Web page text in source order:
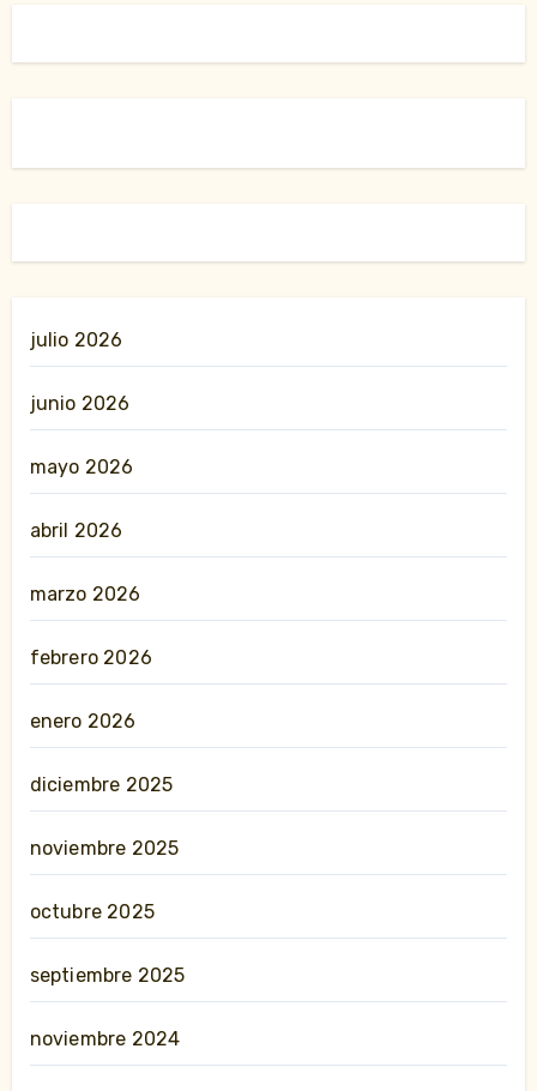
julio 2026
junio 2026
mayo 2026
abril 2026
marzo 2026
febrero 2026
enero 2026
diciembre 2025
noviembre 2025
octubre 2025
septiembre 2025
noviembre 2024